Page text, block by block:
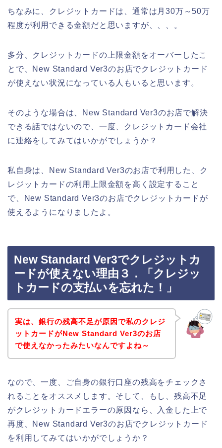
ちなみに、クレジットカードは、通常は月30万～50万
程度が利用できる金額だと思いますが、、、。
多分、クレジットカードの上限金額をオーバーしたこ
とで、New Standard Ver3のお店でクレジットカード
が使えない状況になっている人もいると思います。
そのような場合は、New Standard Ver3のお店で解決
できる話ではないので、一度、クレジットカード会社
に連絡をしてみてはいかがでしょうか？
私自身は、New Standard Ver3のお店で利用した、ク
レジットカードの利用上限金額を高く設定すること
で、New Standard Ver3のお店でクレジットカードが
使えるようになりましたよ。
New Standard Ver3でクレジットカ
ードが使えない理由３．「クレジッ
トカードの支払いを忘れた！」
実は、銀行の残高不足が原因で私のクレジ
ットカードがNew Standard Ver3のお店
で使えなかったみたいなんですよね～
なので、一度、ご自身の銀行口座の残高をチェックさ
れることをオススメします。そして、もし、残高不足
がクレジットカードエラーの原因なら、入金した上で
再度、New Standard Ver3のお店でクレジットカード
を利用してみてはいかがでしょうか？